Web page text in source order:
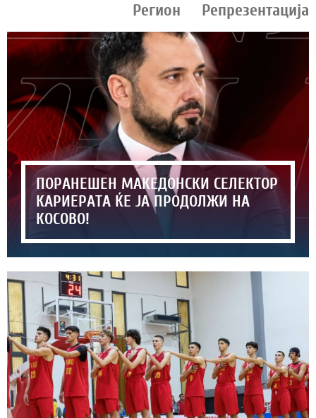
Регион
Репрезентација
ПОРАНЕШЕН МАКЕДОНСКИ СЕЛЕКТОР
КАРИЕРАТА ЌЕ ЈА ПРОДОЛЖИ НА
КОСОВО!